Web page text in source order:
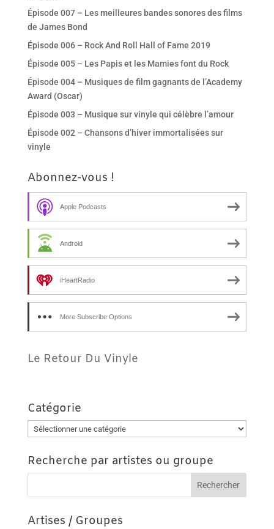
Épisode 007 – Les meilleures bandes sonores des films
de James Bond
Épisode 006 – Rock And Roll Hall of Fame 2019
Épisode 005 – Les Papis et les Mamies font du Rock
Épisode 004 – Musiques de film gagnants de l’Academy
Award (Oscar)
Épisode 003 – Musique sur vinyle qui célèbre l’amour
Épisode 002 – Chansons d’hiver immortalisées sur
vinyle
Abonnez-vous !
Apple Podcasts
Android
iHeartRadio
More Subscribe Options
Le Retour Du Vinyle
Catégorie
Catégorie
Recherche par artistes ou groupe
Artises / Groupes